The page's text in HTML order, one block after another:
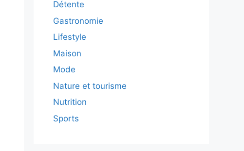
Détente
Gastronomie
Lifestyle
Maison
Mode
Nature et tourisme
Nutrition
Sports